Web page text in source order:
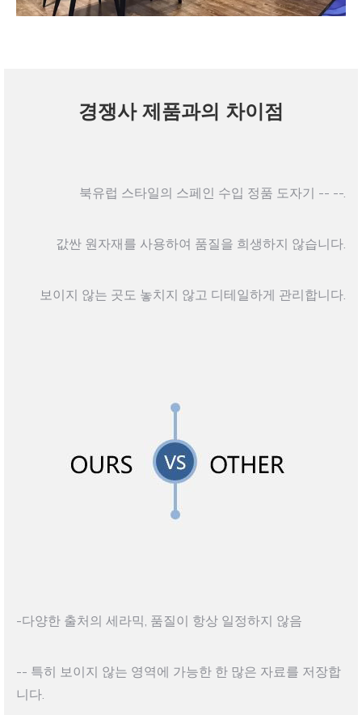
경쟁사 제품과의 차이점
북유럽 스타일의 스페인 수입 정품 도자기 -- --.
값싼 원자재를 사용하여 품질을 희생하지 않습니다.
보이지 않는 곳도 놓치지 않고 디테일하게 관리합니다.
-다양한 출처의 세라믹, 품질이 항상 일정하지 않음
-- 특히 보이지 않는 영역에 가능한 한 많은 자료를 저장합
니다.